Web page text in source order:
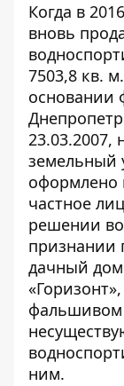
Когда в
вновь
7503,8 кв.
основании
23.03.2007,
земельный
оформлено
частное
решении
признании
дачный
фальшивом
ним.